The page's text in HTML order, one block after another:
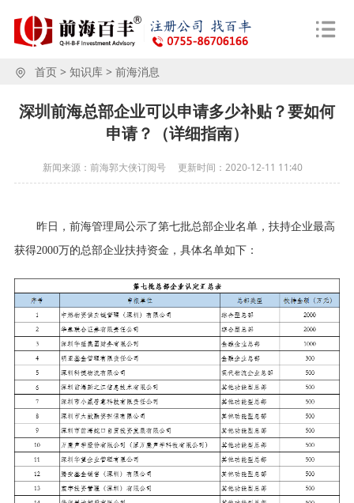
首页> 知识库> 前海消息
深圳前海总部企业可以申请多少补贴？要如何
申请？（详细指南）
新闻来源：前海郭大侠订阅号 更新时间： 2020-12-11 11:40
昨日，前海管理局公示了第七批总部企业名单，扶持企业最高
获得2000万的总部企业扶持资金，具体名单如下：